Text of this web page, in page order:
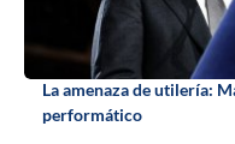
La amenaza de utilería:
performático